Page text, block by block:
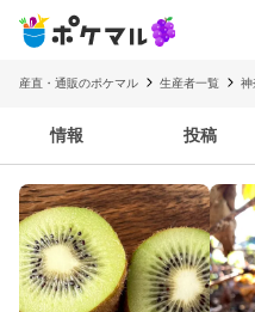
産直・通販のポケマル 生産者一覧 神
情報 投稿